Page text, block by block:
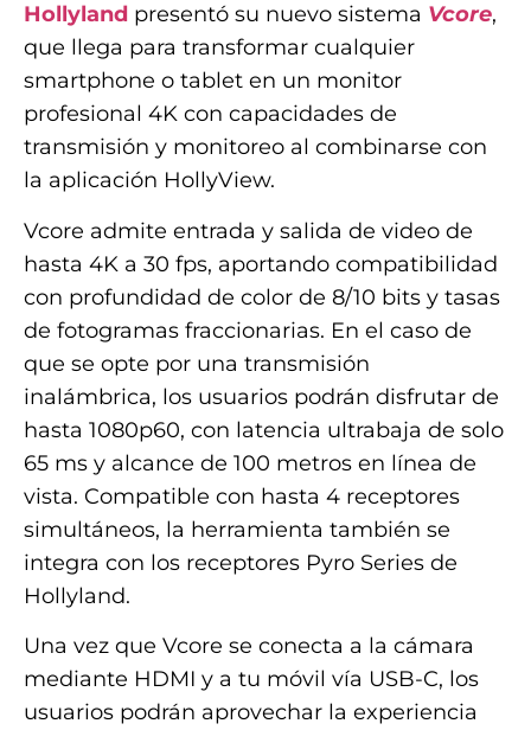
Hollyland presentó su nuevo sistema Vcore,
que llega para transformar cualquier
smartphone o tablet en un monitor
profesional 4K con capacidades de
transmisión y monitoreo al combinarse con
la aplicación HollyView.
Vcore admite entrada y salida de video de
hasta 4K a 30 fps, aportando compatibilidad
con profundidad de color de 8/10 bits y tasas
de fotogramas fraccionarias. En el caso de
que se opte por una transmisión
inalámbrica, los usuarios podrán disfrutar de
hasta 1080p60, con latencia ultrabaja de solo
65 ms y alcance de 100 metros en línea de
vista. Compatible con hasta 4 receptores
simultáneos, la herramienta también se
integra con los receptores Pyro Series de
Hollyland.
Una vez que Vcore se conecta a la cámara
mediante HDMI y a tu móvil vía USB-C, los
usuarios podrán aprovechar la experiencia